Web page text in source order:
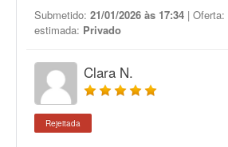
Submetido: 21/01/2026 às 17:34 | Oferta:
estimada: Privado
Clara N.
Rejeitada